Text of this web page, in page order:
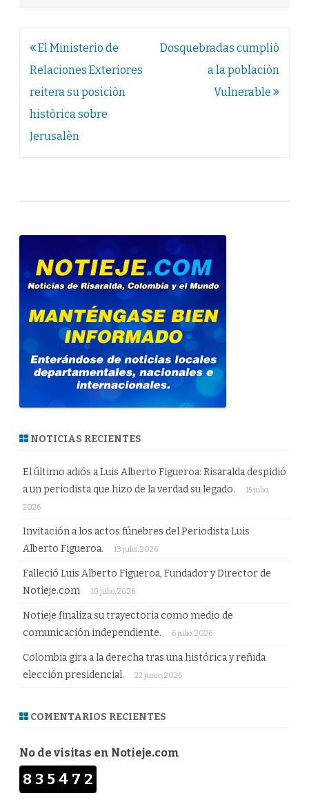
Navegación
de
entradas
El Ministerio de
Relaciones Exteriores
reitera su posiciòn
històrica sobre
Jerusalèn
Dosquebradas cumpliò
a la poblaciòn
Vulnerable
NOTICIAS RECIENTES
El último adiós a Luis Alberto Figueroa: Risaralda despidió
a un periodista que hizo de la verdad su legado.
15 julio,
2026
Invitación a los actos fúnebres del Periodista Luis
Alberto Figueroa.
13 julio, 2026
Falleció Luis Alberto Figueroa, Fundador y Director de
Notieje.com
10 julio, 2026
Notieje finaliza su trayectoria como medio de
comunicación independiente.
6 julio, 2026
Colombia gira a la derecha tras una histórica y reñida
elección presidencial.
22 junio, 2026
COMENTARIOS RECIENTES
No de visitas en Notieje.com
835472